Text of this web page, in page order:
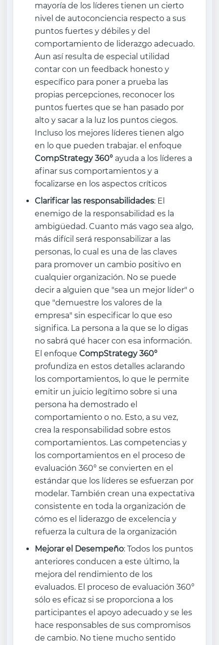
mayoría de los líderes tienen un cierto
nivel de autoconciencia respecto a sus
puntos fuertes y débiles y del
comportamiento de liderazgo adecuado.
Aun así resulta de especial utilidad
contar con un feedback honesto y
específico para poner a prueba las
propias percepciones, reconocer los
puntos fuertes que se han pasado por
alto y sacar a la luz los puntos ciegos.
Incluso los mejores líderes tienen algo
en lo que pueden trabajar. el enfoque
CompStrategy 360° ayuda a los líderes a
afinar sus comportamientos y a
focalizarse en los aspectos críticos
Clarificar las responsabilidades: El
enemigo de la responsabilidad es la
ambigüedad. Cuanto más vago sea algo,
más difícil será responsabilizar a las
personas, lo cual es una de las claves
para promover un cambio positivo en
cualquier organización. No se puede
decir a alguien que "sea un mejor líder" o
que "demuestre los valores de la
empresa" sin especificar lo que eso
significa. La persona a la que se lo digas
no sabrá qué hacer con esa información.
El enfoque CompStrategy 360°
profundiza en estos detalles aclarando
los comportamientos, lo que le permite
emitir un juicio legítimo sobre si una
persona ha demostrado el
comportamiento o no. Esto, a su vez,
crea la responsabilidad sobre estos
comportamientos. Las competencias y
los comportamientos en el proceso de
evaluación 360° se convierten en el
estándar que los líderes se esfuerzan por
modelar. También crean una expectativa
consistente en toda la organización de
cómo es el liderazgo de excelencia y
refuerza la cultura de la organización
Mejorar el Desempeño: Todos los puntos
anteriores conducen a este último, la
mejora del rendimiento de los
evaluados. El proceso de evaluación 360°
sólo es eficaz si se proporciona a los
participantes el apoyo adecuado y se les
hace responsables de sus compromisos
de cambio. No tiene mucho sentido